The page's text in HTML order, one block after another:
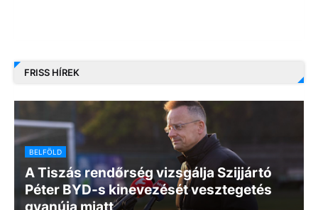
FRISS HÍREK
BELFÖLD
A Tiszás rendőrség vizsgálja Szijjártó
Péter BYD-s kinevezését vesztegetés
gyanúja miatt